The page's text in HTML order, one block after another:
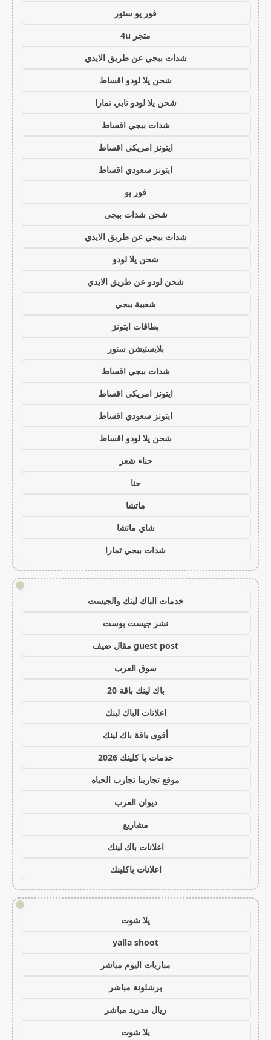
فور يو ستور
متجر 4u
شدات ببجي عن طريق الايدي
شحن يلا لودو اقساط
شحن يلا لودو تابي تمارا
شدات ببجي اقساط
ايتونز امريكي اقساط
ايتونز سعودي اقساط
فور يو
شحن شدات ببجي
شدات ببجي عن طريق الايدي
شحن يلا لودو
شحن لودو عن طريق الايدي
شعبية ببجي
بطاقات ايتونز
بلايستيشن ستور
شدات ببجي اقساط
ايتونز امريكي اقساط
ايتونز سعودي اقساط
شحن يلا لودو اقساط
حناء شعر
حنا
ماتشا
شاي ماتشا
شدات ببجي تمارا
!
خدمات الباك لينك والجيست
نشر جيست بوست
guest post مقال ضيف
سوق العرب
باك لينك باقة 20
اعلانات الباك لينك
أقوى باقة باك لينك
خدمات با كلينك 2026
موقع تجاربنا تجارب الحياه
ديوان العرب
مشاريع
اعلانات باك لينك
اعلانات باكلينك
!
يلا شوت
yalla shoot
مباريات اليوم مباشر
برشلونة مباشر
ريال مدريد مباشر
يلا شوت